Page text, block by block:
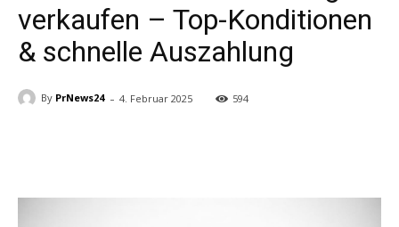
verkaufen – Top-Konditionen
& schnelle Auszahlung
By PrNews24 - 4. Februar 2025 594